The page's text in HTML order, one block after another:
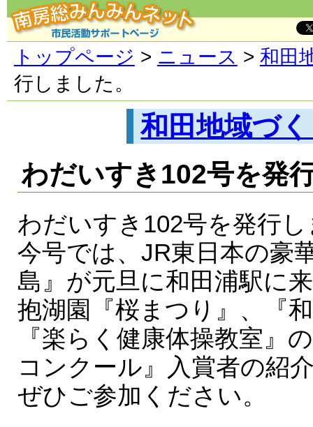
トップページ > ニュース > 和田
行しました。
和田地域づ
わだいすき102号を発
わだいすき102号を発行
今号では、JR東日本の豪
島』が元旦に和田浦駅に
抱湖園『桜まつり』、『
『楽らく健康体操教室』
コンクール』入賞者の紹
ぜひご参加ください。